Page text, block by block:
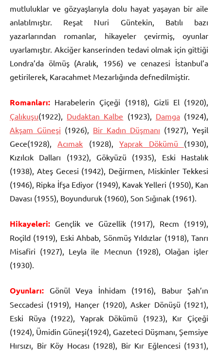
mutluluklar ve gözyaşlarıyla dolu hayat yaşayan bir aile
anlatılmıştır. Reşat Nuri Güntekin, Batılı bazı
yazarlarından romanlar, hikayeler çevirmiş, oyunlar
uyarlamıştır. Akciğer kanserinden tedavi olmak için gittiği
Londra’da ölmüş (Aralık, 1956) ve cenazesi İstanbul’a
getirilerek, Karacahmet Mezarlığında defnedilmiştir.
Romanları: Harabelerin Çiçeği (1918), Gizli El (1920),
Çalıkuşu(1922), Dudaktan Kalbe (1923), Damga(1924),
Akşam Güneşi (1926), Bir Kadın Düşmanı (1927), Yeşil
Gece(1928), Acımak (1928),Yaprak Dökümü (1930),
Kızılcık Dalları (1932), Gökyüzü (1935), Eski Hastalık
(1938), Ateş Gecesi (1942), Değirmen, Miskinler Tekkesi
(1946), Ripka İfşa Ediyor (1949), Kavak Yelleri (1950), Kan
Davası (1955), Boyunduruk (1960), Son Sığınak (1961).
Hikayeleri: Gençlik ve Güzellik (1917), Recm (1919),
Roçild (1919), Eski Ahbab, Sönmüş Yıldızlar (1918), Tanrı
Misafiri (1927), Leyla ile Mecnun (1928), Olağan işler
(1930).
Oyunları:
Gönül Veya İnhidam (1916), Babur Şah’ın
Seccadesi (1919), Hançer (1920), Asker Dönüşü (1921),
Eski Rüya (1922), Yaprak Dökümü (1923), Kır Çiçeği
(1924), Ümidin Güneşi(1924), Gazeteci Düşmanı, Şemsiye
Hırsızı, Bir Köy Hocası (1928), Bir Kır Eğlencesi (1931),